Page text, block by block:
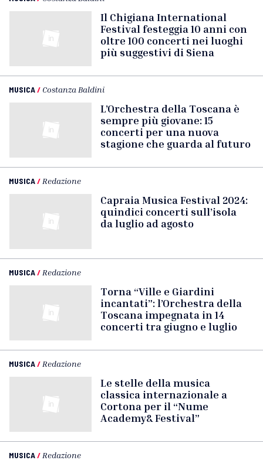
Il Chigiana International
Festival festeggia 10 anni con
oltre 100 concerti nei luoghi
più suggestivi di Siena
MUSICA/ Costanza Baldini
L’Orchestra della Toscana è
sempre più giovane: 15
concerti per una nuova
stagione che guarda al futuro
MUSICA/ Redazione
Capraia Musica Festival 2024:
quindici concerti sull’isola
da luglio ad agosto
MUSICA/ Redazione
Torna “Ville e Giardini
incantati”: l’Orchestra della
Toscana impegnata in 14
concerti tra giugno e luglio
MUSICA/ Redazione
Le stelle della musica
classica internazionale a
Cortona per il “Nume
Academy& Festival”
MUSICA/ Redazione